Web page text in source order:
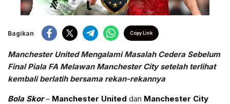
Bagikan Copy Link
Manchester United Mengalami Masalah Cedera Sebelum
Final Piala FA Melawan Manchester City setelah terlihat
kembali berlatih bersama rekan-rekannya
Bola Skor– Manchester United dan Manchester City